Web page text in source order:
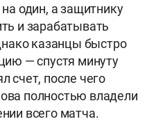
один, а защитнику
и зарабатывать
казанцы быстро
— спустя минуту
счет, после чего
полностью владели
всего матча.